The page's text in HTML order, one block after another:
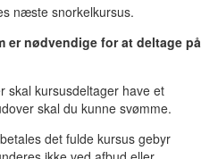
næste snorkelkursus.
er nødvendige for at deltage på
skal kursusdeltager have et
skal du kunne svømme.
det fulde kursus gebyr